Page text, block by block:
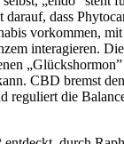
dass
vorkommen,
interagieren.
„Glückshormon”
CBD bremst
reguliert die